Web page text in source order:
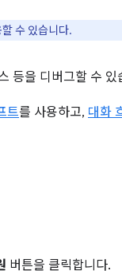
수 있습니다.
등을 디버그할 수 있
트를 사용하고, 대화
버튼을 클릭합니다.